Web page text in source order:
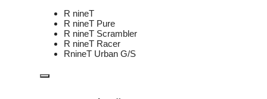
R nineT
R nineT Pure
R nineT Scrambler
R nineT Racer
RnineT Urban G/S